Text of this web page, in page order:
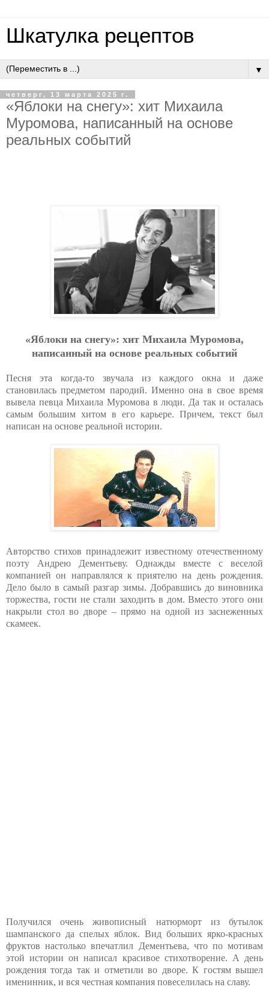
Шкатулка рецептов
▼
четверг, 13 марта 2025 г.
«Яблоки на снегу»: хит Михаила
Муромова, написанный на основе
реальных событий
«Яблоки на снегу»: хит Михаила Муромова,
написанный на основе реальных событий
Песня эта когда-то звучала из каждого окна и даже
становилась предметом пародий. Именно она в свое время
вывела певца Михаила Муромова в люди. Да так и осталась
самым большим хитом в его карьере. Причем, текст был
написан на основе реальной истории.
Авторство стихов принадлежит известному отечественному
поэту Андрею Дементьеву. Однажды вместе с веселой
компанией он направлялся к приятелю на день рождения.
Дело было в самый разгар зимы. Добравшись до виновника
торжества, гости не стали заходить в дом. Вместо этого они
накрыли стол во дворе – прямо на одной из заснеженных
скамеек.
Получился очень живописный натюрморт из бутылок
шампанского да спелых яблок. Вид больших ярко-красных
фруктов настолько впечатлил Дементьева, что по мотивам
этой истории он написал красивое стихотворение. А день
рождения тогда так и отметили во дворе. К гостям вышел
именинник, и вся честная компания повеселилась на славу.